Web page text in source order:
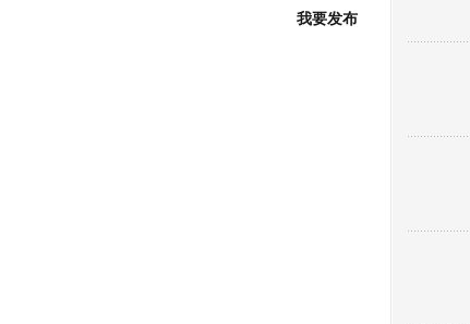
我要发布